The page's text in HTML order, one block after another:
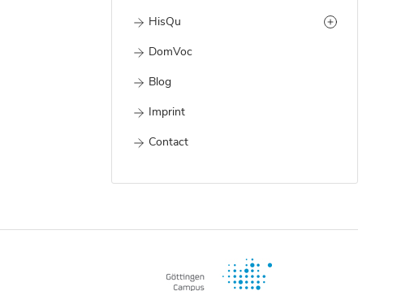
HisQu
DomVoc
Blog
Imprint
Contact